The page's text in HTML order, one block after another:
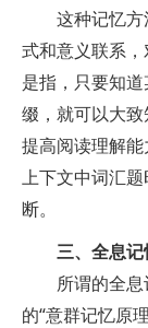
这种记忆方
式和意义联系
是指，只要知
缀，就可以大
提高阅读理解
上下文中词汇
断。
三、全息
所谓的全息
的“意群记忆原